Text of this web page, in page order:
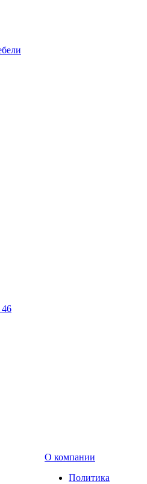
46
О компании
Политика